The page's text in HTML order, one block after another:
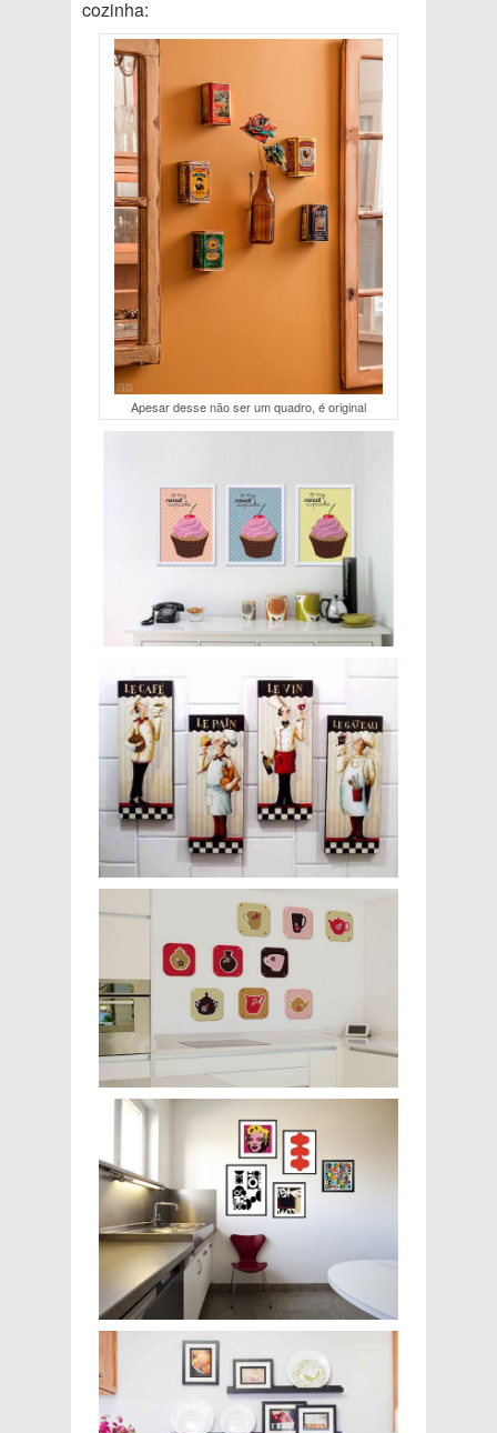
cozinha:
Apesar desse não ser um quadro, é original